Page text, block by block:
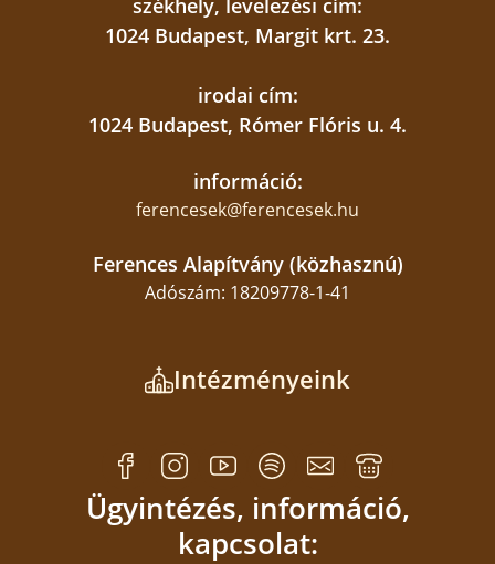
székhely, levelezési cím:
1024 Budapest, Margit krt. 23.
irodai cím:
1024 Budapest, Rómer Flóris u. 4.
információ:
ferencesek@ferencesek.hu
Ferences Alapítvány (közhasznú)
Adószám: 18209778-1-41
Intézményeink
Ügyintézés, információ,
kapcsolat: